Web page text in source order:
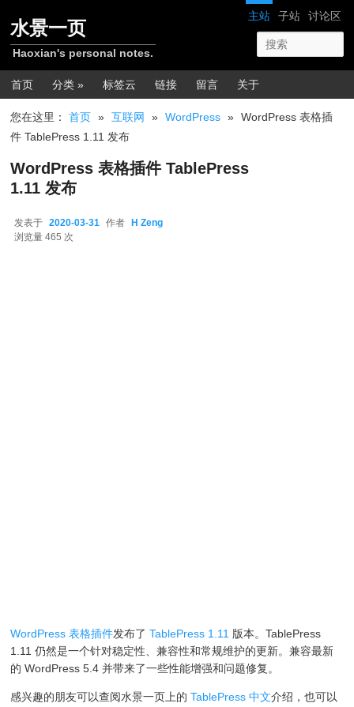
网站导航
主站 子站 讨论区
水景一页
Haoxian's personal notes.
主菜单
首页 分类 » 标签云 链接 留言 关于
您在这里：首页 » 互联网 » WordPress » WordPress 表格插
件 TablePress 1.11 发布
WordPress 表格插件 TablePress
1.11 发布
发表于 2020-03-31 作者 H Zeng
浏览量 465 次
WordPress 表格插件发布了TablePress 1.11 版本。TablePress
1.11 仍然是一个针对稳定性、兼容性和常规维护的更新。兼容最新
的 WordPress 5.4 并带来了一些性能增强和问题修复。
感兴趣的朋友可以查阅水景一页上的TablePress 中文介绍，也可以